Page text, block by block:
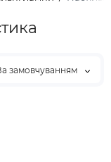
замовчуванням